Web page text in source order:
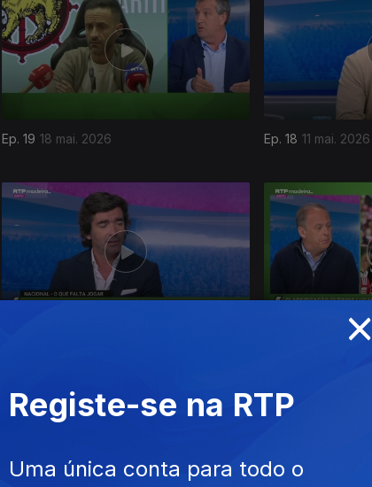
Ep. 19 18 mai. 2026 Ep. 18 11 mai. 2026
13 abr. 2026
×
Registe-se na RTP
Uma única conta para todo o